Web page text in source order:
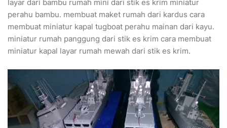
layar dari bambu rumah mini dari stik es krim miniatur
perahu bambu. membuat maket rumah dari kardus cara
membuat miniatur kapal tugboat perahu mainan dari kayu.
miniatur rumah panggung dari stik es krim cara membuat
miniatur kapal layar rumah mewah dari stik es krim.